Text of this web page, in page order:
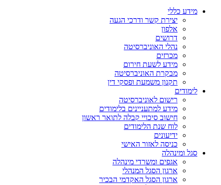
מידע כללי
יצירת קשר ודרכי הגעה
אלפון
דרושים
נהלי האוניברסיטה
מכרזים
מידע לשעת חירום
מבקרת האוניברסיטה
תקנון משמעת ופסקי דין
לימודים
רישום לאוניברסיטה
מידע למתעניינים בלימודים
חישוב סיכויי קבלה לתואר ראשון
לוח שנת הלימודים
ידיעונים
כניסה לאזור האישי
סגל ומינהלה
אגפים ומשרדי מינהלה
ארגון הסגל המנהלי
ארגון הסגל האקדמי הבכיר